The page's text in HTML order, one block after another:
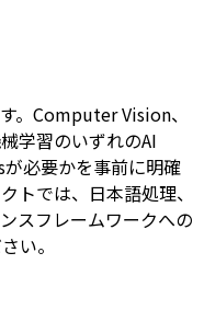
。Computer Vision、
学習のいずれのAI
必要かを事前に明確
トでは、日本語処理、
スフレームワークへの
い。